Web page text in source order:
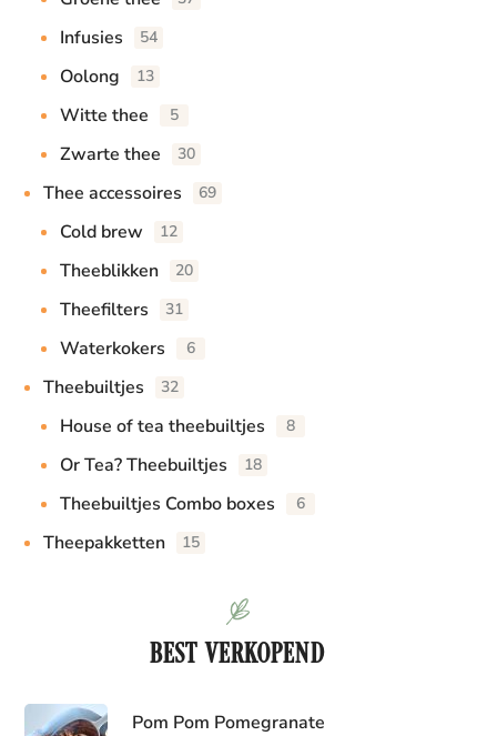
Infusies 54
Oolong 13
Witte thee 5
Zwarte thee 30
Thee accessoires 69
Cold brew 12
Theeblikken 20
Theefilters 31
Waterkokers 6
Theebuiltjes 32
House of tea theebuiltjes 8
Or Tea? Theebuiltjes 18
Theebuiltjes Combo boxes 6
Theepakketten 15
BEST VERKOPEND
Pom Pom Pomegranate